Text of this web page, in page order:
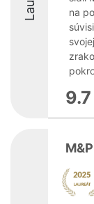
na
9.7